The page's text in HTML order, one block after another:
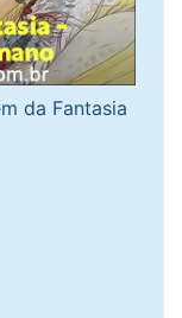
da Fantasia